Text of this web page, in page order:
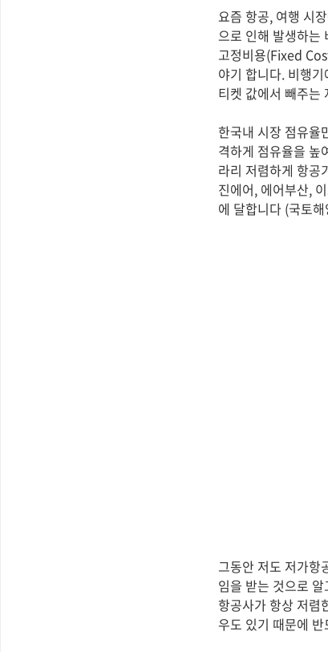
요즘 항공, 여행 시
으로 인해 발생하는
고정비용(Fixed
야기 합니다. 비행
티켓 값에서 빼주는
한국내 시장 점유율
격하게 점유율을 높
라리 저렴하게 항공
진에어, 에어부산,
에 달합니다 (국토
그동안 저도 저가항
임을 받는 것으로
항공사가 항상 저렴
우도 있기 때문에